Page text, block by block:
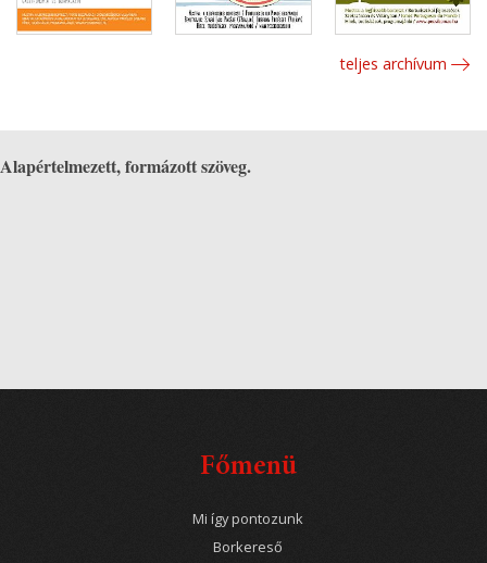
teljes archívum
Alapértelmezett, formázott szöveg.
Főmenü
Mi így pontozunk
Borkereső